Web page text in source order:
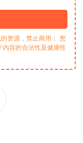
资源，禁止商用； 愁
内容的合法性及健康性